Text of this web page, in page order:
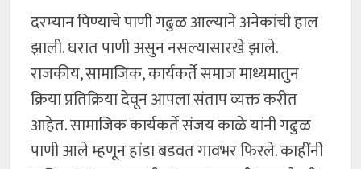
दरम्यान पिण्याचे पाणी गढुळ आल्याने अनेकांची हाल
झाली. घरात पाणी असुन नसल्यासारखे झाले.
राजकीय, सामाजिक, कार्यकर्ते समाज माध्यमातुन
क्रिया प्रतिक्रिया देवून आपला संताप व्यक्त करीत
आहेत. सामाजिक कार्यकर्ते संजय काळे यांनी गढुळ
पाणी आले म्हणून हांडा बडवत गावभर फिरले. काहींनी